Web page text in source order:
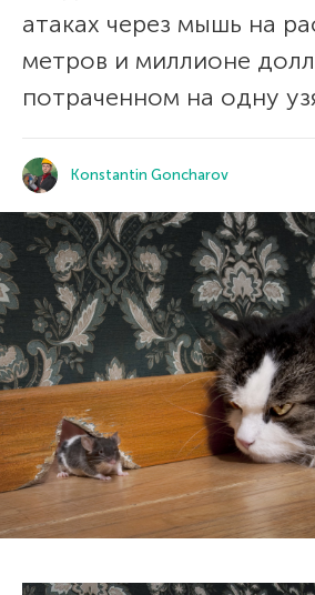
атаках через мышь на
метров и миллионе
потраченном на одну
Konstantin Goncharov